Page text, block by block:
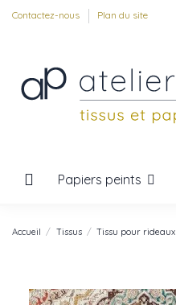
Contactez-nous Plan du site
Papiers peints
Accueil Tissus Tissu pour rideaux